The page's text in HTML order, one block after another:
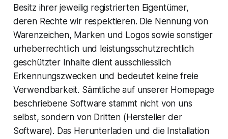
Besitz ihrer jeweilig registrierten Eigentümer,
deren Rechte wir respektieren. Die Nennung von
Warenzeichen, Marken und Logos sowie sonstiger
urheberrechtlich und leistungsschutzrechtlich
geschützter Inhalte dient ausschliesslich
Erkennungszwecken und bedeutet keine freie
Verwendbarkeit. Sämtliche auf unserer Homepage
beschriebene Software stammt nicht von uns
selbst, sondern von Dritten (Hersteller der
Software). Das Herunterladen und die Installation